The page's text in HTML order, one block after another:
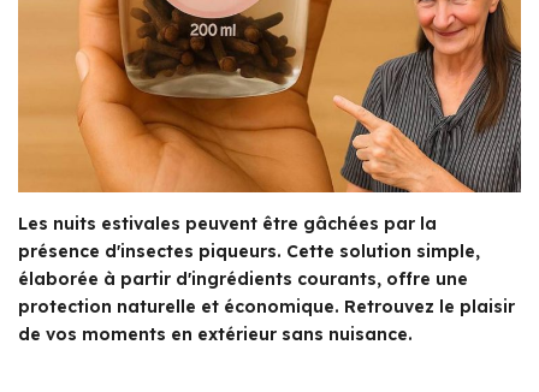
Les nuits estivales peuvent être gâchées par la
présence d'insectes piqueurs. Cette solution simple,
élaborée à partir d'ingrédients courants, offre une
protection naturelle et économique. Retrouvez le plaisir
de vos moments en extérieur sans nuisance.